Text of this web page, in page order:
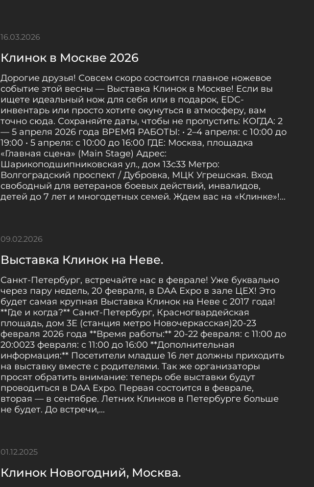
Клинок в Москве 2026
Дорогие друзья! Совсем скоро состоится главное ножевое
событие этой весны — Выставка Клинок в Москве! Если вы
ищете идеальный нож для себя или в подарок, EDC-
инвентарь или просто хотите окунуться в атмосферу, вам
точно сюда. Сохраняйте даты, чтобы не пропустить: КОГДА: 2
— 5 апреля 2026 года ВРЕМЯ РАБОТЫ: • 2–4 апреля: с 10:00 до
19:00 • 5 апреля: с 10:00 до 16:00 ГДЕ: Москва, площадка
«Главная сцена» (Main Stage) Адрес:
Шарикоподшипниковская ул., дом 13с33 Метро:
Волгоградский проспект / Дубровка, МЦК Угрешская. Вход
свободный для ветеранов боевых действий, инвалидов,
детей до 7 лет и многодетных семей. Ждем вас на «Клинке»!...
16.03.2026
Выставка Клинок на Неве.
Санкт-Петербург, встречайте нас в феврале! Уже буквально
через пару недель, 20 февраля, в DAA Expo в зале ЦЕХ! Это
будет самая крупная Выставка Клинок на Неве с 2017 года!
**Где и когда?** Санкт-Петербург, Красногвардейская
площадь, дом 3Е (станция метро Новочеркасская)20-23
февраля 2026 года **Время работы:** 20-22 февраля: с 11:00 до
20:0023 февраля: с 11:00 до 16:00 **Дополнительная
информация:** Посетители младше 16 лет должны приходить
на выставку вместе с родителями. Так же организаторы
просят обратить внимание: теперь обе выставки будут
проводиться в DAA Expo. Первая состоится в феврале,
вторая — в сентябре. Летних Клинков в Петербурге больше
не будет. До встречи,...
09.02.2026
Клинок Новогодний, Москва.
01.12.2025